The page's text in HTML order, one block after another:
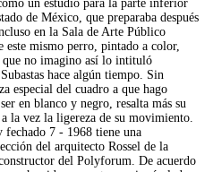
un estudio para la parte inferior
de México, que preparaba después
en la Sala de Arte Público
este mismo perro, pintado a color,
no imagino así lo intituló
hace algún tiempo. Sin
especial del cuadro a que hago
en blanco y negro, resalta más su
la vez la ligereza de su movimiento.
7 - 1968 tiene una
del arquitecto Rossel de la
del Polyforum. De acuerdo